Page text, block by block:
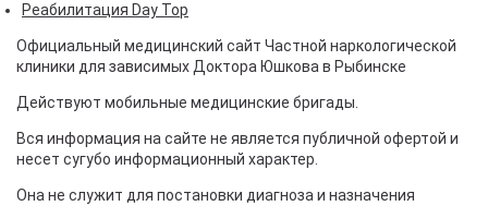
Реабилитация Day Top
Официальный медицинский сайт Частной наркологической
клиники для зависимых Доктора Юшкова в Рыбинске
Действуют мобильные медицинские бригады.
Вся информация на сайте не является публичной офертой и
несет сугубо информационный характер.
Она не служит для постановки диагноза и назначения